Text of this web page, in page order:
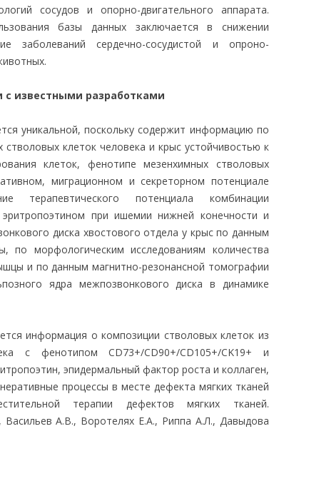
сосудов и опорно-двигательного аппарата.
базы данных заключается в снижении
заболеваний сердечно-сосудистой и опроно-
с известными разработками
уникальной, поскольку содержит информацию по
стволовых клеток человека и крыс устойчивостью к
клеток, фенотипе мезенхимных стволовых
миграционном и секреторном потенциале
терапевтического потенциала комбинации
при ишемии нижней конечности и
диска хвостового отдела у крыс по данным
по морфологическим исследованиям количества
и по данным магнитно-резонансной томографии
ядра межпозвонкового диска в динамике
информация о композиции стволовых клеток из
с фенотипом CD73+/CD90+/CD105+/CK19+ и
эпидермальный фактор роста и коллаген,
процессы в месте дефекта мягких тканей
терапии дефектов мягких тканей.
А.В., Воротелях Е.А., Риппа А.Л., Давыдова